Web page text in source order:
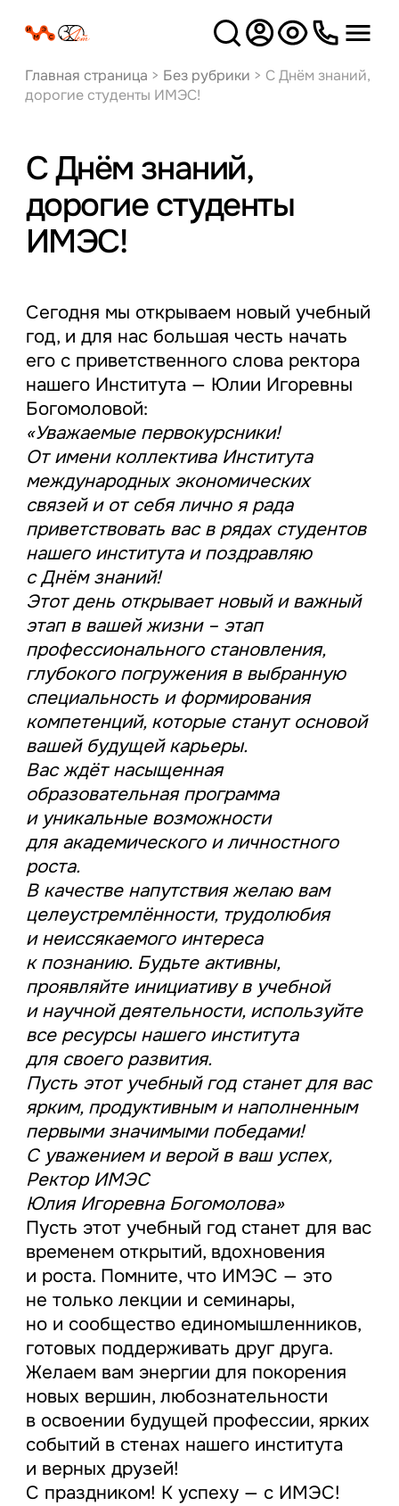
Версия
для слабовидящих
Главная страница > Без рубрики > С Днём знаний,
дорогие студенты ИМЭС!
С Днём знаний,
дорогие студенты
ИМЭС!
Сегодня мы открываем новый учебный
год, и для нас большая честь начать
его с приветственного слова ректора
нашего Института — Юлии Игоревны
Богомоловой:
«Уважаемые первокурсники!
От имени коллектива Института
международных экономических
связей и от себя лично я рада
приветствовать вас в рядах студентов
нашего института и поздравляю
с Днём знаний!
Этот день открывает новый и важный
этап в вашей жизни – этап
профессионального становления,
глубокого погружения в выбранную
специальность и формирования
компетенций, которые станут основой
вашей будущей карьеры.
Вас ждёт насыщенная
образовательная программа
и уникальные возможности
для академического и личностного
роста.
В качестве напутствия желаю вам
целеустремлённости, трудолюбия
и неиссякаемого интереса
к познанию. Будьте активны,
проявляйте инициативу в учебной
и научной деятельности, используйте
все ресурсы нашего института
для своего развития.
Пусть этот учебный год станет для вас
ярким, продуктивным и наполненным
первыми значимыми победами!
С уважением и верой в ваш успех,
Ректор ИМЭС
Юлия Игоревна Богомолова»
Пусть этот учебный год станет для вас
временем открытий, вдохновения
и роста. Помните, что ИМЭС — это
не только лекции и семинары,
но и сообщество единомышленников,
готовых поддерживать друг друга.
Желаем вам энергии для покорения
новых вершин, любознательности
в освоении будущей профессии, ярких
событий в стенах нашего института
и верных друзей!
С праздником! К успеху — с ИМЭС!